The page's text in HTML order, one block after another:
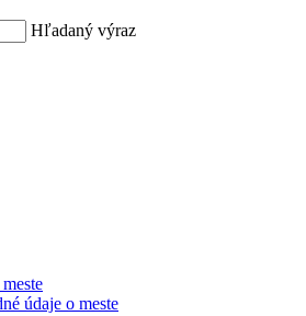
Hľadaný výraz
údaje o meste